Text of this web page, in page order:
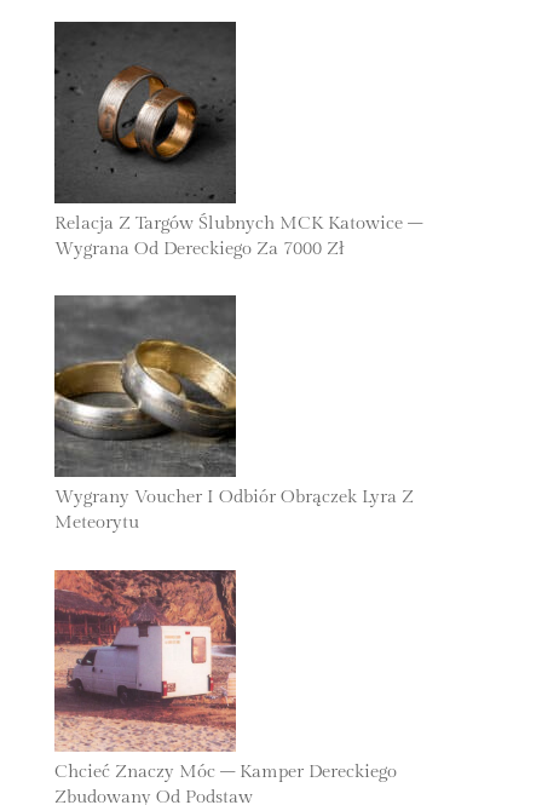
Relacja Z Targów Ślubnych MCK Katowice –
Wygrana Od Dereckiego Za 7000 Zł
Wygrany Voucher I Odbiór Obrączek Lyra Z
Meteorytu
Chcieć Znaczy Móc – Kamper Dereckiego
Zbudowany Od Podstaw